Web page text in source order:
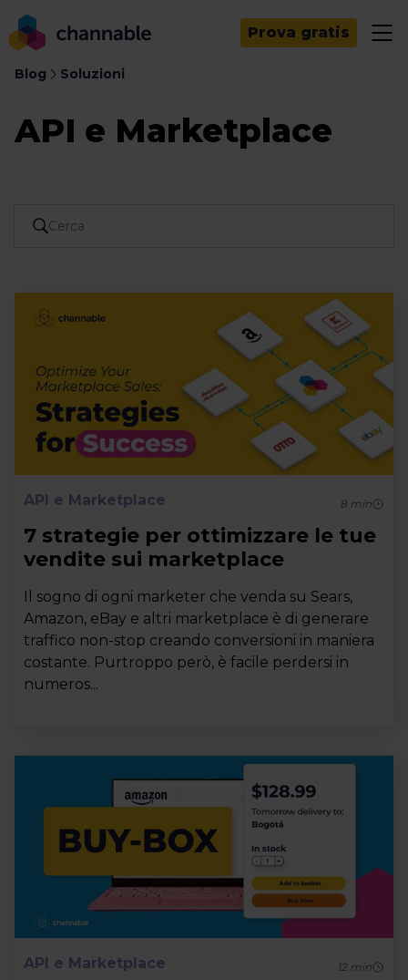
Prova gratis
Blog Soluzioni
API e Marketplace
API e Marketplace 8min
7 strategie per ottimizzare le tue
vendite sui marketplace
Il sogno di ogni marketer che venda su Sears,
Amazon, eBay e altri marketplace è di generare
traffico non-stop creando conversioni in maniera
costante. Purtroppo però, è facile perdersi in
numeros...
API e Marketplace 12min